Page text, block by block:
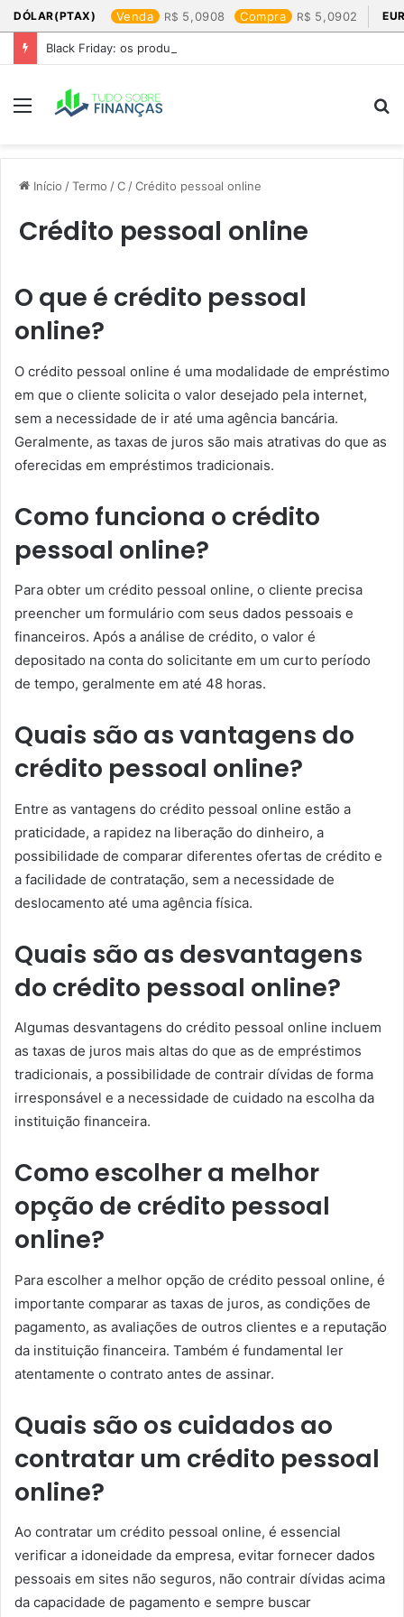
DÓLAR(PTAX) Venda 5,0908 Compra 5,0902
Black Friday: os produtos que mais valem a pena
Menu
Início /Termo /C /Crédito pessoal online
Crédito pessoal online
O que é crédito pessoal
online?
O crédito pessoal online é uma modalidade de empréstimo
em que o cliente solicita o valor desejado pela internet,
sem a necessidade de ir até uma agência bancária.
Geralmente, as taxas de juros são mais atrativas do que as
oferecidas em empréstimos tradicionais.
Como funciona o crédito
pessoal online?
Para obter um crédito pessoal online, o cliente precisa
preencher um formulário com seus dados pessoais e
financeiros. Após a análise de crédito, o valor é
depositado na conta do solicitante em um curto período
de tempo, geralmente em até 48 horas.
Quais são as vantagens do
crédito pessoal online?
Entre as vantagens do crédito pessoal online estão a
praticidade, a rapidez na liberação do dinheiro, a
possibilidade de comparar diferentes ofertas de crédito e
a facilidade de contratação, sem a necessidade de
deslocamento até uma agência física.
Quais são as desvantagens
do crédito pessoal online?
Algumas desvantagens do crédito pessoal online incluem
as taxas de juros mais altas do que as de empréstimos
tradicionais, a possibilidade de contrair dívidas de forma
irresponsável e a necessidade de cuidado na escolha da
instituição financeira.
Como escolher a melhor
opção de crédito pessoal
online?
Para escolher a melhor opção de crédito pessoal online, é
importante comparar as taxas de juros, as condições de
pagamento, as avaliações de outros clientes e a reputação
da instituição financeira. Também é fundamental ler
atentamente o contrato antes de assinar.
Quais são os cuidados ao
contratar um crédito pessoal
online?
Ao contratar um crédito pessoal online, é essencial
verificar a idoneidade da empresa, evitar fornecer dados
pessoais em sites não seguros, não contrair dívidas acima
da capacidade de pagamento e sempre buscar